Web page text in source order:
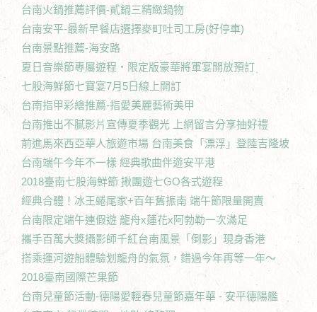
台南火鍋推薦評價-貳鍋三精緻鍋物
台南安平-最新早餐店選擇麥町吐司工房(好停車)
台南景點推薦-海安路
夏日音樂節專屬遊程‧限定版豪華將軍宴開放預訂
七股海鮮節七寶宴7月5日線上開訂
台南指甲彩繪推薦-指愛美麗藝術美甲
台南推出不膩影片宣傳夏季觀光 上網留言分享抽好禮
前進馬來西亞華人旅遊市場 台南美食「漂浮」登陸吉隆坡
台南端午今年不一樣 經典歌曲伴遊安平港
2018臺南七股海鮮節 揪團遊七GO各式遊程
經典合體！冰王蜷尾家+百年舊振南 端午節限量開賣
台南限定端午連假遊 龍舟x蓮花x阿勃勒一次滿足
攜手百萬大獎攝影師千紅台南風景「倒影」現身香港
搭乘運河遊船體驗划龍舟的氣氛，錯過今年再等一年～
2018臺南國際芒果節
台南兒童節活動-德陽愛輕春兒童節嘉年華 - 安平德陽艦